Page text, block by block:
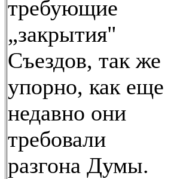
требующие
„закрытия"
Съездов, так же
упорно, как еще
недавно они
требовали
разгона Думы.